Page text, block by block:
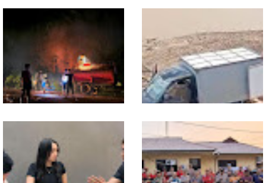
Dukung Swasembada
Pangan, Polsek Entikong
Tanam dan Rawat Jagung
Hibrida di Demplot Entikong
Tapang
Sekwil GP Ansor Kalbar
Hadiri Konfercab Sanggau:
Kader Harus Militan dan
Bermanfaat
13 Jam Berjuang, Polsek
Toba dan Warga Berhasil
Jinakkan Karhutla 7 Hektare
di Desa Bagan Asam
Mobil Box Terjun ke Jurang
Depan KC, Diduga Rem
Blong